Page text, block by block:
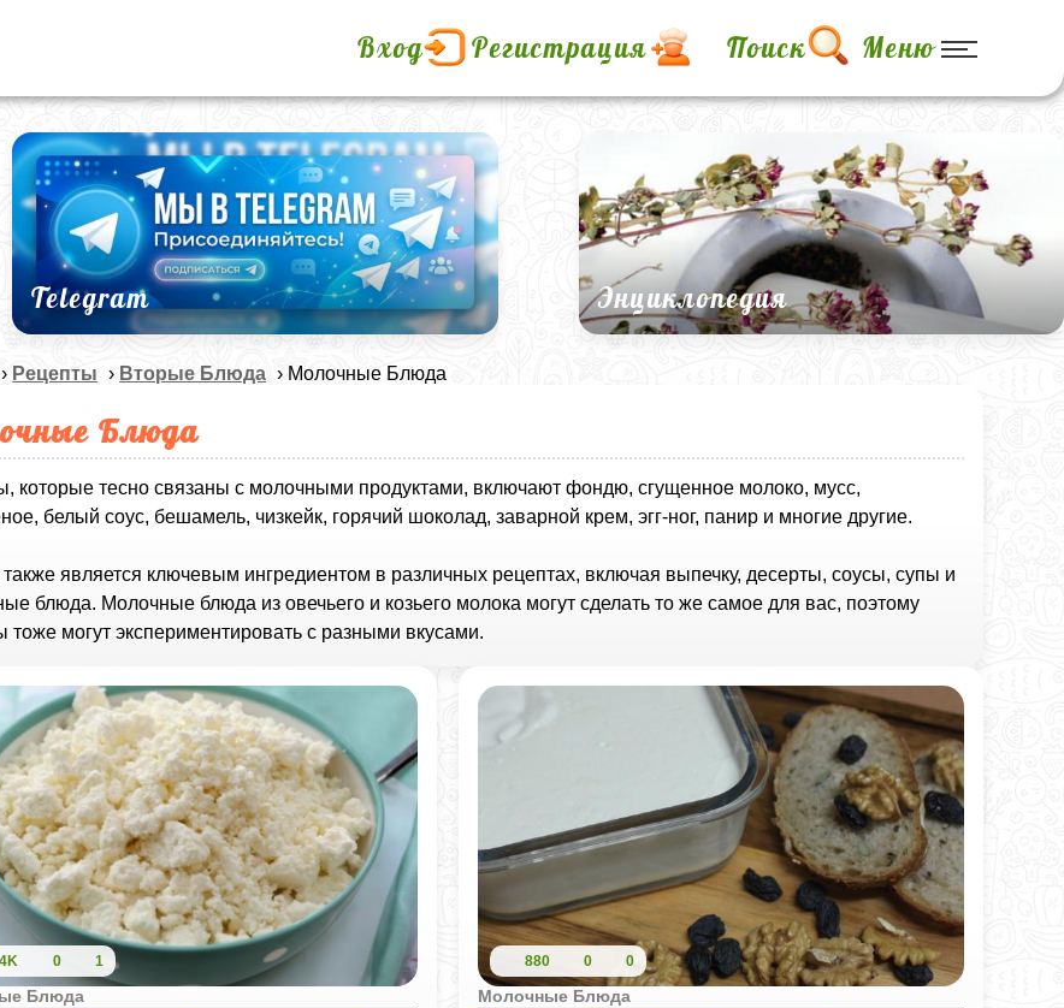
Вход Регистрация Поиск Меню
Telegram Энциклопедия
› Рецепты › Вторые Блюда › Молочные Блюда
Блюда
которые тесно связаны с молочными продуктами, включают фондю, сгущенное молоко, мусс,
белый соус, бешамель, чизкейк, горячий шоколад, заварной крем, эгг-ног, панир и многие другие.
является ключевым ингредиентом в различных рецептах, включая выпечку, десерты, соусы, супы и
блюда. Молочные блюда из овечьего и козьего молока могут сделать то же самое для вас, поэтому
тоже могут экспериментировать с разными вкусами.
0 1
Блюда
880 0 0
Молочные Блюда